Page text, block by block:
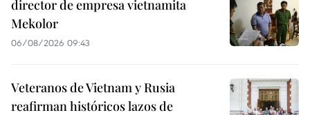
director de empresa vietnamita
Mekolor
06/08/2026 09:43
Veteranos de Vietnam y Rusia
reafirman históricos lazos de